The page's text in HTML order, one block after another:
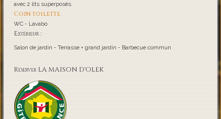
avec 2 lits superposés.
Coin toilette
WC - Lavabo
Extérieur :
Salon de jardin - Terrasse + grand jardin - Barbecue commun
Réserver LA MAISON D'OLEK